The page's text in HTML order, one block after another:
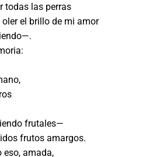
todas las perras
el brillo de mi amor
frutales—
frutos amargos.
eso, amada,